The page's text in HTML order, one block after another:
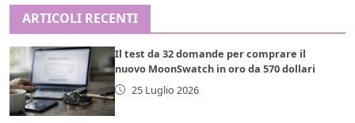
ARTICOLI RECENTI
Il test da 32 domande per comprare il
nuovo MoonSwatch in oro da 570 dollari
25 Luglio 2026